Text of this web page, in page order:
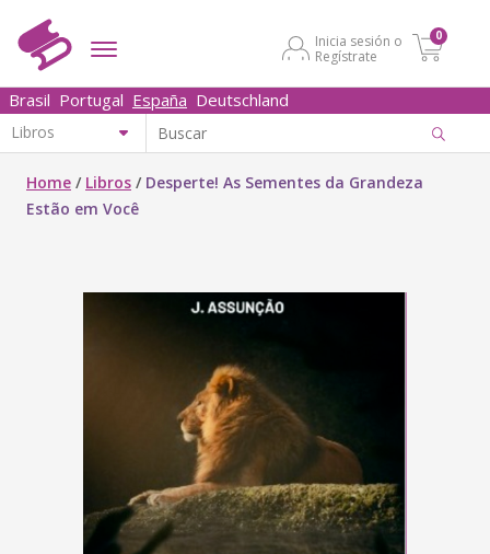
Inicia sesión o
Regístrate
0
Brasil Portugal España Deutschland
Home / Libros / Desperte! As Sementes da Grandeza
Estão em Você